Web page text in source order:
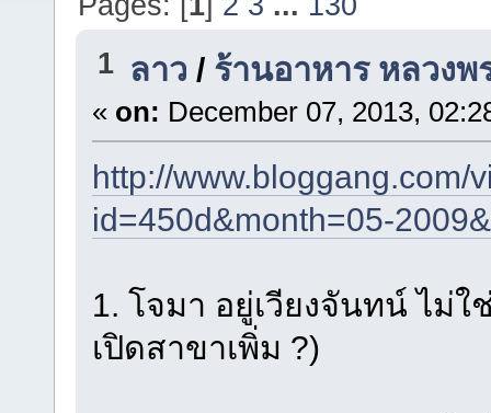
1 ลาว / ร้านอาหาร หลวงพ
« on: December 07, 2013,
http://www.bloggang.com/
id=450d&month=05-
1. โจมา อยู่เวียงจันทน์ ไม่ใ
เปิดสาขาเพิ่ม ?)